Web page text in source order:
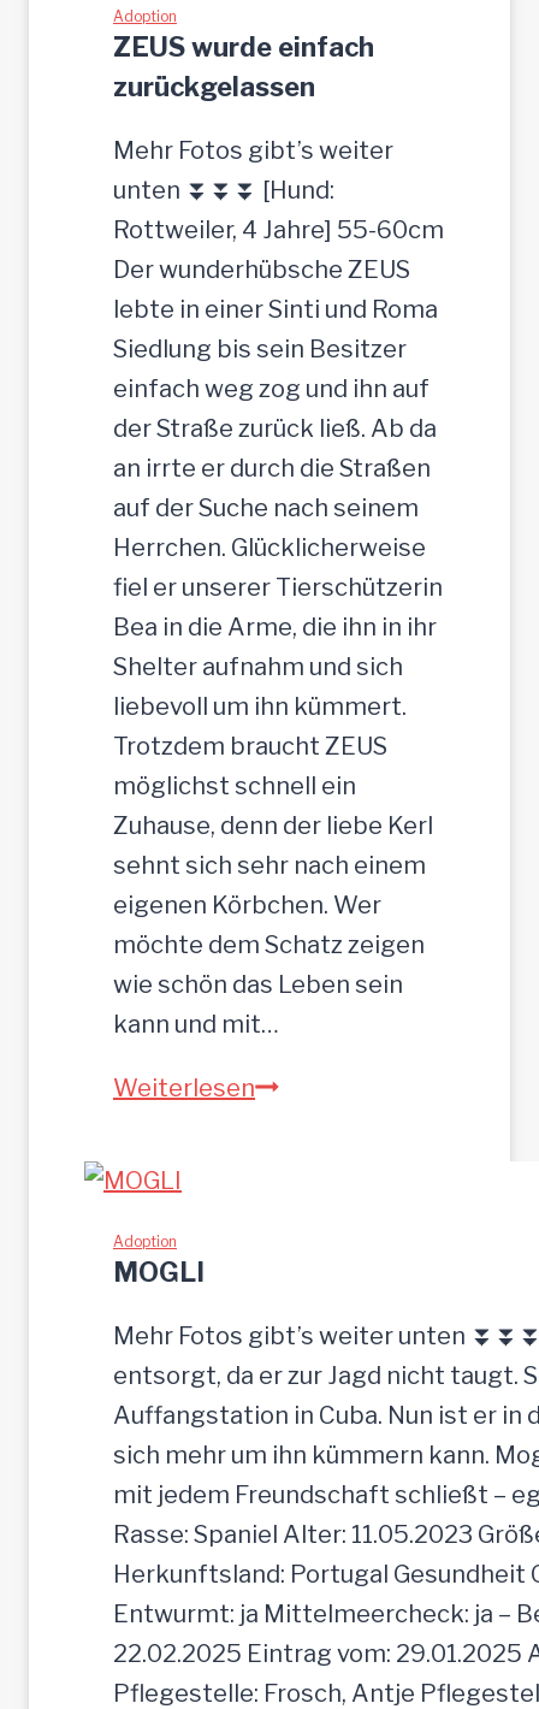
e
s
u
c
t
ü
b
s
c
e
r
J
u
n
g
-
R
ü
d
e
,
3
5
c
m
Adoption
ZEUS wurde einfach
zurückgelassen
Mehr Fotos gibt’s weiter
unten ⏬⏬⏬ [Hund:
Rottweiler, 4 Jahre] 55-60cm
Der wunderhübsche ZEUS
lebte in einer Sinti und Roma
Siedlung bis sein Besitzer
einfach weg zog und ihn auf
der Straße zurück ließ. Ab da
an irrte er durch die Straßen
auf der Suche nach seinem
Herrchen. Glücklicherweise
fiel er unserer Tierschützerin
Bea in die Arme, die ihn in ihr
Shelter aufnahm und sich
liebevoll um ihn kümmert.
Trotzdem braucht ZEUS
möglichst schnell ein
Zuhause, denn der liebe Kerl
sehnt sich sehr nach einem
eigenen Körbchen. Wer
möchte dem Schatz zeigen
wie schön das Leben sein
kann und mit…
WeiterlesenZ
r
d
e
e
i
n
f
a
c
h
Adoption
MOGLI
Mehr Fotos gibt’s weiter unten
entsorgt, da er zur Jagd nicht taugt.
Auffangstation in Cuba. Nun ist er in
sich mehr um ihn kümmern kann.
mit jedem Freundschaft schließt –
Rasse: Spaniel Alter: 11.05.2023
Herkunftsland: Portugal Gesundheit
Entwurmt: ja Mittelmeercheck: ja –
22.02.2025 Eintrag vom: 29.01.2025
Pflegestelle: Frosch, Antje